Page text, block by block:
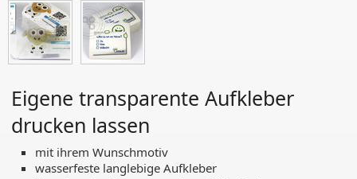
Eigene transparente Aufkleber
drucken lassen
mit ihrem Wunschmotiv
wasserfeste langlebige Aufkleber